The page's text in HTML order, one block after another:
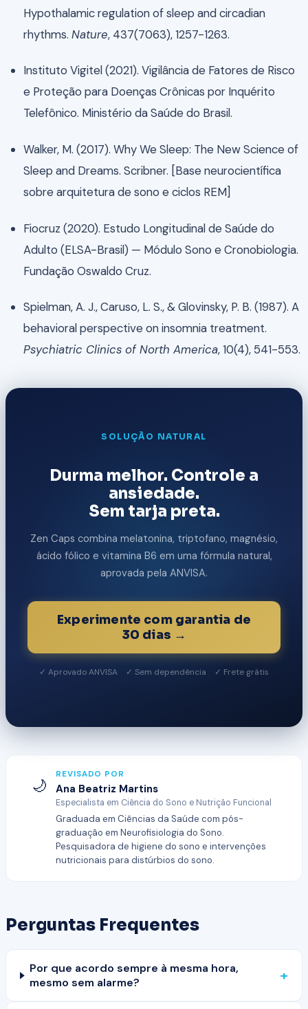
Hypothalamic regulation of sleep and circadian
rhythms. Nature, 437(7063), 1257-1263.
Instituto Vigitel (2021). Vigilância de Fatores de Risco
e Proteção para Doenças Crônicas por Inquérito
Telefônico. Ministério da Saúde do Brasil.
Walker, M. (2017). Why We Sleep: The New Science of
Sleep and Dreams. Scribner. [Base neurocientífica
sobre arquitetura de sono e ciclos REM]
Fiocruz (2020). Estudo Longitudinal de Saúde do
Adulto (ELSA-Brasil) — Módulo Sono e Cronobiologia.
Fundação Oswaldo Cruz.
Spielman, A. J., Caruso, L. S., & Glovinsky, P. B. (1987). A
behavioral perspective on insomnia treatment.
Psychiatric Clinics of North America, 10(4), 541-553.
SOLUÇÃO NATURAL
Durma melhor. Controle a
ansiedade.
Sem tarja preta.
Zen Caps combina melatonina, triptofano, magnésio,
ácido fólico e vitamina B6 em uma fórmula natural,
aprovada pela ANVISA.
Experimente com garantia de
30 dias →
✓ Aprovado ANVISA ✓ Sem dependência ✓ Frete grátis
🌙
REVISADO POR
Ana Beatriz Martins
Especialista em Ciência do Sono e Nutrição Funcional
Graduada em Ciências da Saúde com pós-
graduação em Neurofisiologia do Sono.
Pesquisadora de higiene do sono e intervenções
nutricionais para distúrbios do sono.
Perguntas Frequentes
Por que acordo sempre à mesma hora,
mesmo sem alarme?
+